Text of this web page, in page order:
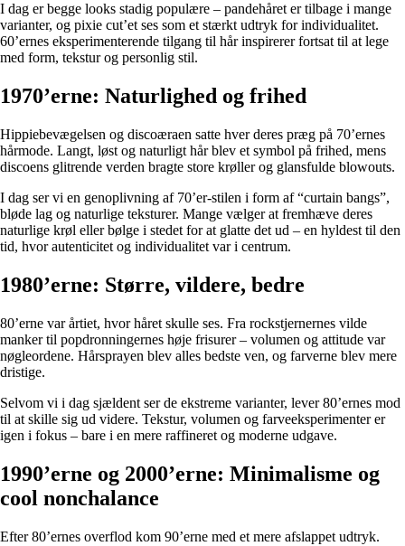
I dag er begge looks stadig populære – pandehåret er tilbage i mange
varianter, og pixie cut’et ses som et stærkt udtryk for individualitet.
60’ernes eksperimenterende tilgang til hår inspirerer fortsat til at lege
med form, tekstur og personlig stil.
1970’erne: Naturlighed og frihed
Hippiebevægelsen og discoæraen satte hver deres præg på 70’ernes
hårmode. Langt, løst og naturligt hår blev et symbol på frihed, mens
discoens glitrende verden bragte store krøller og glansfulde blowouts.
I dag ser vi en genoplivning af 70’er-stilen i form af “curtain bangs”,
bløde lag og naturlige teksturer. Mange vælger at fremhæve deres
naturlige krøl eller bølge i stedet for at glatte det ud – en hyldest til den
tid, hvor autenticitet og individualitet var i centrum.
1980’erne: Større, vildere, bedre
80’erne var årtiet, hvor håret skulle ses. Fra rockstjernernes vilde
manker til popdronningernes høje frisurer – volumen og attitude var
nøgleordene. Hårsprayen blev alles bedste ven, og farverne blev mere
dristige.
Selvom vi i dag sjældent ser de ekstreme varianter, lever 80’ernes mod
til at skille sig ud videre. Tekstur, volumen og farveeksperimenter er
igen i fokus – bare i en mere raffineret og moderne udgave.
1990’erne og 2000’erne: Minimalisme og
cool nonchalance
Efter 80’ernes overflod kom 90’erne med et mere afslappet udtryk.